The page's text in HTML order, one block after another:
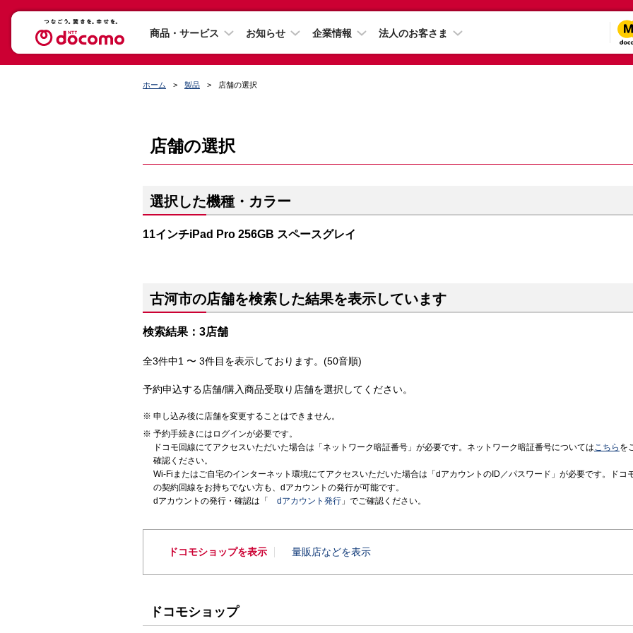
商品・サービス お知らせ 企業情報 法人のお客さま
ホーム 製品 店舗の選択
店舗の選択
選択した機種・カラー
11インチiPad Pro 256GB スペースグレイ
古河市の店舗を検索した結果を表示しています
検索結果：3店舗
全3件中1 〜 3件目を表示しております。(50音順)
予約申込する店舗/購入商品受取り店舗を選択してください。
申し込み後に店舗を変更することはできません。
予約手続きにはログインが必要です。
ドコモ回線にてアクセスいただいた場合は「ネットワーク暗証番号」が必要です。ネットワーク暗証番号についてはこちら を
確認ください。
Wi-Fiまたはご自宅のインターネット環境にてアクセスいただいた場合は「dアカウントのID／パスワード」が必要です。ドコ
の契約回線をお持ちでない方も、dアカウントの発行が可能です。
dアカウントの発行・確認は「
dアカウント発行 」でご確認ください。
ドコモショップを表示 量販店などを表示
ドコモショップ